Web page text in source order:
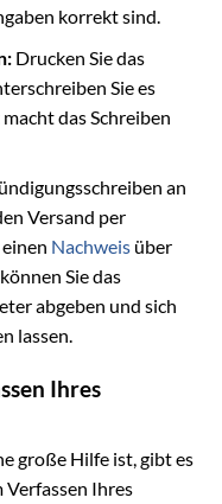
korrekt sind.
Drucken Sie das
Sie es
das Schreiben
an
Versand per
Nachweisüber
Sie das
abgeben und sich
lassen.
Ihres
große Hilfe ist, gibt es
Verfassen Ihres